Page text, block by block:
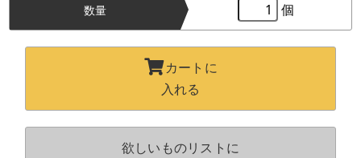
数量 個
カートに
入れる
欲しいものリストに